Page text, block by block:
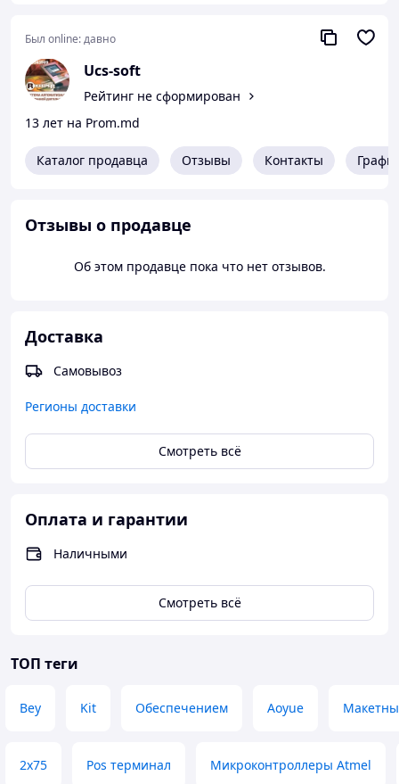
предназначены для печати заказов в подразделениях
(кухня, бар и т.п.).
Был online:давно
Ucs-soft
Рейтинг не сформирован
13 лет на Prom.md
Каталог продавца Отзывы Контакты
Отзывы о продавце
Об этом продавце пока что нет отзывов.
Доставка
Самовывоз
Регионы доставки
Смотреть всё
Оплата и гарантии
Наличными
Смотреть всё
ТОП теги
Bey Kit Обеспечением Aoyue
2x75 Pos терминал Микроконтроллеры Atmel